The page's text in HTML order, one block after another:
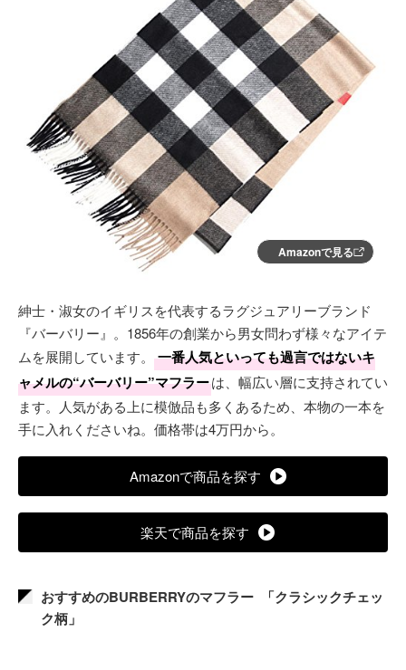
Amazonで見る
紳士・淑女のイギリスを代表するラグジュアリーブランド
『バーバリー』。1856年の創業から男女問わず様々なアイテ
ムを展開しています。
一番人気といっても過言ではないキ
ャメルの“バーバリー”マフラーは、幅広い層に支持されてい
ます。人気がある上に模倣品も多くあるため、本物の一本を
手に入れくださいね。価格帯は4万円から。
Amazonで商品を探す
楽天で商品を探す
おすすめのBURBERRYのマフラー 「クラシックチェッ
ク柄」